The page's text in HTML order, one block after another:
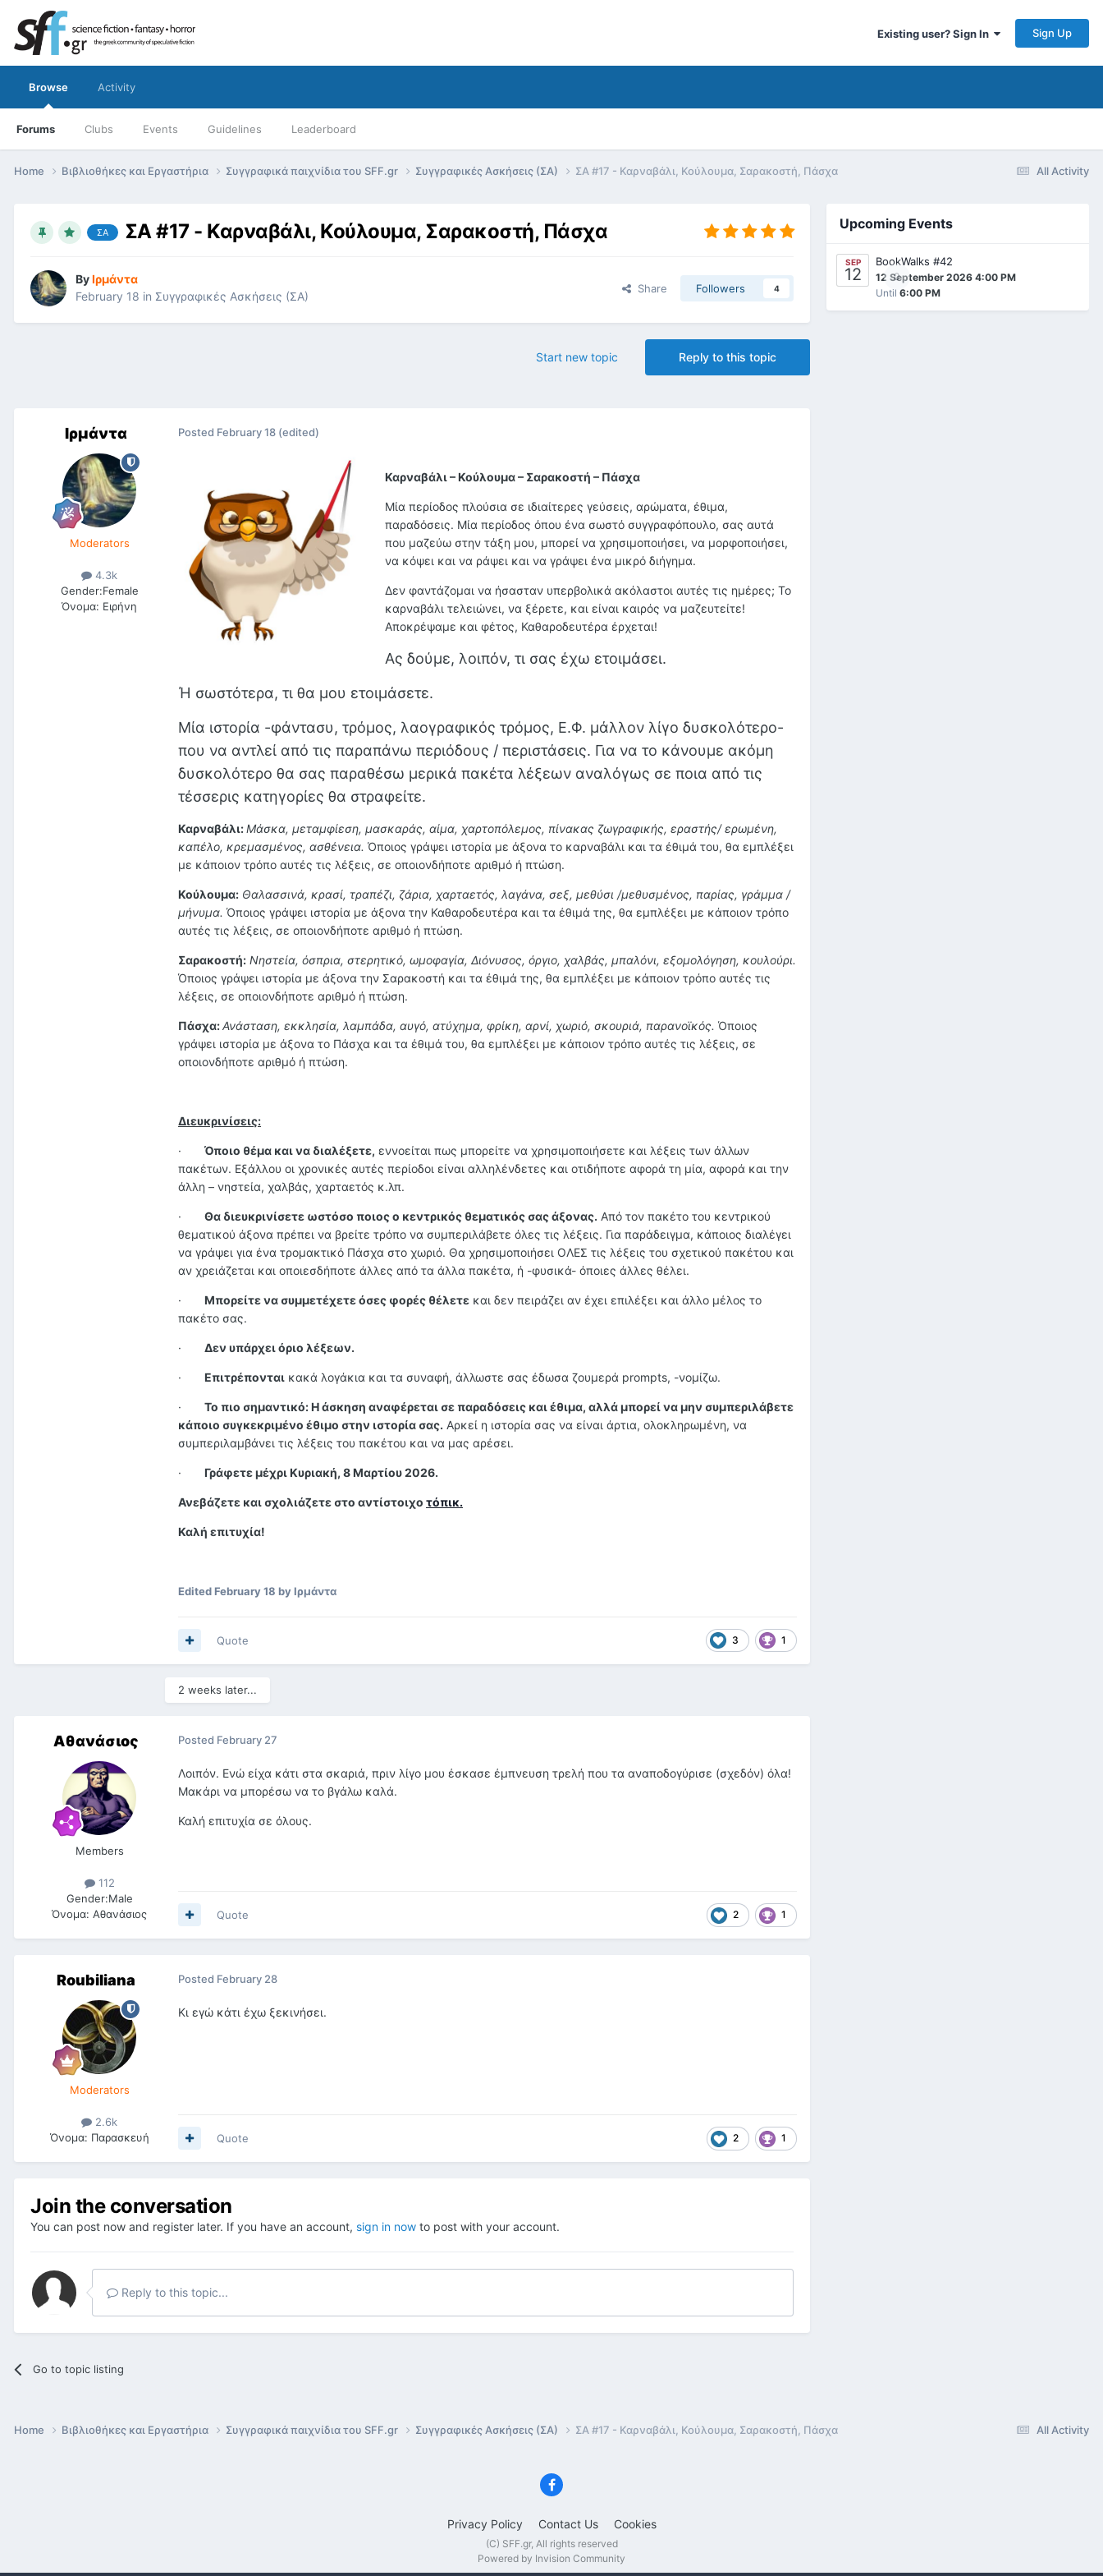
Existing user? Sign In Sign Up
Browse
Forums Clubs Events Guidelines Leaderboard
Activity
All Activity
Home Βιβλιοθήκες και Εργαστήρια Συγγραφικά παιχνίδια του SFF.gr Συγγραφικές Ασκήσεις (ΣΑ) ΣΑ #17 - Καρναβάλι, Κούλουμα, Σαρακοστή, Πάσχα
ΣΑ ΣΑ #17 - Καρναβάλι, Κούλουμα, Σαρακοστή, Πάσχα
ByΙρμάντα
February 18 in Συγγραφικές Ασκήσεις (ΣΑ)
Share Followers 4
Reply to this topic
Start new topic
Ιρμάντα
Moderators
4.3k
Gender:Female
Όνομα: Ειρήνη
Posted February 18 (edited)
Καρναβάλι – Κούλουμα – Σαρακοστή – Πάσχα
Μία περίοδος πλούσια σε ιδιαίτερες γεύσεις, αρώματα, έθιμα,
παραδόσεις. Μία περίοδος όπου ένα σωστό συγγραφόπουλο, σας αυτά
που μαζεύω στην τάξη μου, μπορεί να χρησιμοποιήσει, να μορφοποιήσει,
να κόψει και να ράψει και να γράψει ένα μικρό διήγημα.
Δεν φαντάζομαι να ήσασταν υπερβολικά ακόλαστοι αυτές τις ημέρες; Το
καρναβάλι τελειώνει, να ξέρετε, και είναι καιρός να μαζευτείτε!
Αποκρέψαμε και φέτος, Καθαροδευτέρα έρχεται!
Ας δούμε, λοιπόν, τι σας έχω ετοιμάσει.
Ή σωστότερα, τι θα μου ετοιμάσετε.
Μία ιστορία -φάντασυ, τρόμος, λαογραφικός τρόμος, Ε.Φ. μάλλον λίγο δυσκολότερο-
που να αντλεί από τις παραπάνω περιόδους / περιστάσεις. Για να το κάνουμε ακόμη
δυσκολότερο θα σας παραθέσω μερικά πακέτα λέξεων αναλόγως σε ποια από τις
τέσσερις κατηγορίες θα στραφείτε.
Καρναβάλι:Μάσκα, μεταμφίεση, μασκαράς, αίμα, χαρτοπόλεμος, πίνακας ζωγραφικής, εραστής/ ερωμένη,
καπέλο, κρεμασμένος, ασθένεια. Όποιος γράψει ιστορία με άξονα το καρναβάλι και τα έθιμά του, θα εμπλέξει
με κάποιον τρόπο αυτές τις λέξεις, σε οποιονδήποτε αριθμό ή πτώση.
Κούλουμα: Θαλασσινά, κρασί, τραπέζι, ζάρια, χαρταετός, λαγάνα, σεξ, μεθύσι /μεθυσμένος, παρίας, γράμμα /
μήνυμα. Όποιος γράψει ιστορία με άξονα την Καθαροδευτέρα και τα έθιμά της, θα εμπλέξει με κάποιον τρόπο
αυτές τις λέξεις, σε οποιονδήποτε αριθμό ή πτώση.
Σαρακοστή: Νηστεία, όσπρια, στερητικό, ωμοφαγία, Διόνυσος, όργιο, χαλβάς, μπαλόνι, εξομολόγηση, κουλούρι.
Όποιος γράψει ιστορία με άξονα την Σαρακοστή και τα έθιμά της, θα εμπλέξει με κάποιον τρόπο αυτές τις
λέξεις, σε οποιονδήποτε αριθμό ή πτώση.
Πάσχα:Ανάσταση, εκκλησία, λαμπάδα, αυγό, ατύχημα, φρίκη, αρνί, χωριό, σκουριά, παρανοϊκός. Όποιος
γράψει ιστορία με άξονα το Πάσχα και τα έθιμά του, θα εμπλέξει με κάποιον τρόπο αυτές τις λέξεις, σε
οποιονδήποτε αριθμό ή πτώση.
Διευκρινίσεις:
· Όποιο θέμα και να διαλέξετε, εννοείται πως μπορείτε να χρησιμοποιήσετε και λέξεις των άλλων
πακέτων. Εξάλλου οι χρονικές αυτές περίοδοι είναι αλληλένδετες και οτιδήποτε αφορά τη μία, αφορά και την
άλλη – νηστεία, χαλβάς, χαρταετός κ.λπ.
· Θα διευκρινίσετε ωστόσο ποιος ο κεντρικός θεματικός σας άξονας. Από τον πακέτο του κεντρικού
θεματικού άξονα πρέπει να βρείτε τρόπο να συμπεριλάβετε όλες τις λέξεις. Για παράδειγμα, κάποιος διαλέγει
να γράψει για ένα τρομακτικό Πάσχα στο χωριό. Θα χρησιμοποιήσει ΟΛΕΣ τις λέξεις του σχετικού πακέτου και
αν χρειάζεται και οποιεσδήποτε άλλες από τα άλλα πακέτα, ή -φυσικά- όποιες άλλες θέλει.
· Μπορείτε να συμμετέχετε όσες φορές θέλετε και δεν πειράζει αν έχει επιλέξει και άλλο μέλος το
πακέτο σας.
· Δεν υπάρχει όριο λέξεων.
· Επιτρέπονται κακά λογάκια και τα συναφή, άλλωστε σας έδωσα ζουμερά prompts, -νομίζω.
·
Το πιο σημαντικό: Η άσκηση αναφέρεται σε παραδόσεις και έθιμα, αλλά μπορεί να μην συμπεριλάβετε
κάποιο συγκεκριμένο έθιμο στην ιστορία σας. Αρκεί η ιστορία σας να είναι άρτια, ολοκληρωμένη, να
συμπεριλαμβάνει τις λέξεις του πακέτου και να μας αρέσει.
· Γράφετε μέχρι Κυριακή, 8 Μαρτίου 2026.
Ανεβάζετε και σχολιάζετε στο αντίστοιχο τόπικ.
Καλή επιτυχία!
EditedFebruary 18 by Ιρμάντα
3 1
Quote
2 weeks later...
Αθανάσιος
Members
112
Gender:Male
Όνομα: Αθανάσιος
Posted February 27
Λοιπόν. Ενώ είχα κάτι στα σκαριά, πριν λίγο μου έσκασε έμπνευση τρελή που τα αναποδογύρισε (σχεδόν) όλα!
Μακάρι να μπορέσω να το βγάλω καλά.
Καλή επιτυχία σε όλους.
2 1
Quote
Roubiliana
Moderators
2.6k
Όνομα: Παρασκευή
Posted February 28
Κι εγώ κάτι έχω ξεκινήσει.
2 1
Quote
Join the conversation
You can post now and register later. If you have an account, sign in now to post with your account.
Reply to this topic...
Go to topic listing
Upcoming Events
SEP
12 0
BookWalks #42
12 September 2026 4:00 PM
Until 6:00 PM
All Activity
Home Βιβλιοθήκες και Εργαστήρια Συγγραφικά παιχνίδια του SFF.gr Συγγραφικές Ασκήσεις (ΣΑ) ΣΑ #17 - Καρναβάλι, Κούλουμα, Σαρακοστή, Πάσχα
Privacy Policy Contact Us Cookies
(C) SFF.gr, All rights reserved
Powered by Invision Community